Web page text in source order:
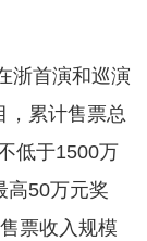
首演和巡演
，累计售票总
低于1500万
高50万元奖
票收入规模